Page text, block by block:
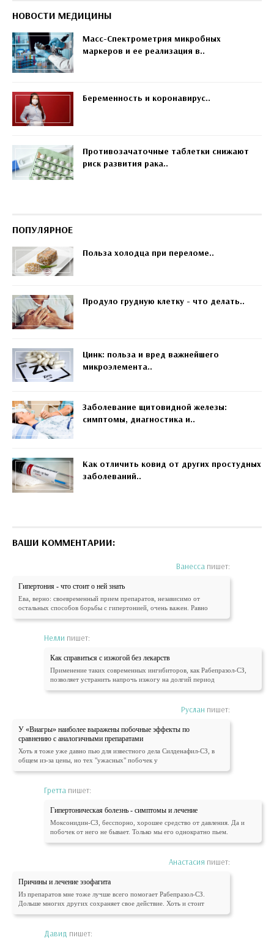
НОВОСТИ МЕДИЦИНЫ
Масс-Спектрометрия микробных
маркеров и ее реализация в..
Беременность и коронавирус..
Противозачаточные таблетки снижают
риск развития рака..
ПОПУЛЯРНОЕ
Польза холодца при переломе..
Продуло грудную клетку - что делать..
Цинк: польза и вред важнейшего
микроэлемента..
Заболевание щитовидной железы:
симптомы, диагностика и..
Как отличить ковид от других простудных
заболеваний..
ВАШИ КОММЕНТАРИИ:
Ванесса пишет:
Гипертония - что стоит о ней знать
Ева, верно: своевременный прием препаратов, независимо от
остальных способов борьбы с гипертонией, очень важен. Равно
Нелли пишет:
Как справиться с изжогой без лекарств
Применение таких современных ингибиторов, как Рабепразол-СЗ,
позволяет устранить напрочь изжогу на долгий период
Руслан пишет:
У «Виагры» наиболее выражены побочные эффекты по
сравнению с аналогичными препаратами
Хоть я тоже уже давно пью для известного дела Силденафил-СЗ, в
общем из-за цены, но тех "ужасных" побочек у
Гретта пишет:
Гипертоническая болезнь - симптомы и лечение
Моксонидин-СЗ, бесспорно, хорошее средство от давления. Да и
побочек от него не бывает. Только мы его однократно пьем.
Анастасия пишет:
Причины и лечение эзофагита
Из препаратов мне тоже лучше всего помогает Рабепразол-СЗ.
Дольше многих других сохраняет свое действие. Хоть и стоит
Давид пишет: